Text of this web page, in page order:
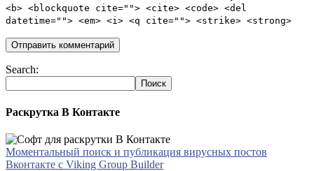
<b> <blockquote cite=""> <cite> <code> <del
datetime=""> <em> <i> <q cite=""> <strike> <strong>
Search:
Раскрутка В Контакте
Моментальный поиск и публикация вирусных постов
Вконтакте с Viking Group Builder